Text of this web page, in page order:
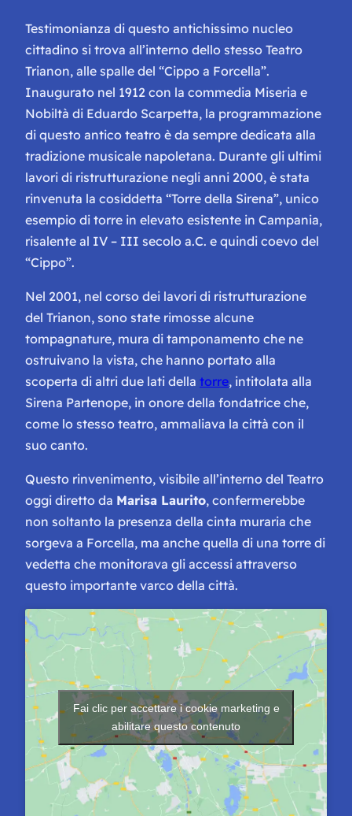
Testimonianza di questo antichissimo nucleo
cittadino si trova all’interno dello stesso Teatro
Trianon, alle spalle del “Cippo a Forcella”.
Inaugurato nel 1912 con la commedia Miseria e
Nobiltà di Eduardo Scarpetta, la programmazione
di questo antico teatro è da sempre dedicata alla
tradizione musicale napoletana. Durante gli ultimi
lavori di ristrutturazione negli anni 2000, è stata
rinvenuta la cosiddetta “Torre della Sirena”, unico
esempio di torre in elevato esistente in Campania,
risalente al IV – III secolo a.C. e quindi coevo del
“Cippo”.
Nel 2001, nel corso dei lavori di ristrutturazione
del Trianon, sono state rimosse alcune
tompagnature, mura di tamponamento che ne
ostruivano la vista, che hanno portato alla
scoperta di altri due lati della torre, intitolata alla
Sirena Partenope, in onore della fondatrice che,
come lo stesso teatro, ammaliava la città con il
suo canto.
Questo rinvenimento, visibile all’interno del Teatro
oggi diretto da Marisa Laurito, confermerebbe
non soltanto la presenza della cinta muraria che
sorgeva a Forcella, ma anche quella di una torre di
vedetta che monitorava gli accessi attraverso
questo importante varco della città.
Fai clic per accettare i cookie marketing e
abilitare questo contenuto